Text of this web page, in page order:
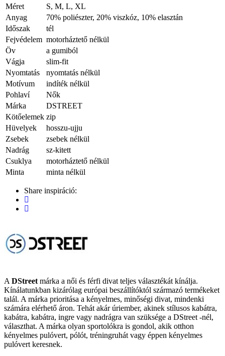
Méret
S, M, L, XL
Anyag
70% poliészter, 20% viszkóz, 10% elasztán
Időszak
tél
Fejvédelem motorháztető nélkül
Öv
a gumiból
Vágja
slim-fit
Nyomtatás
nyomtatás nélkül
Motívum
indíték nélkül
Pohlaví
Nők
Márka
DSTREET
Kötőelemek zip
Hüvelyek
hosszu-ujju
Zsebek
zsebek nélkül
Nadrág
sz-kitett
Csuklya
motorháztető nélkül
Minta
minta nélkül
Share inspiráció:
A DStreet márka a női és férfi divat teljes választékát kínálja.
Kínálatunkban kizárólag európai beszállítóktól származó termékeket
talál. A márka prioritása a kényelmes, minőségi divat, mindenki
számára elérhető áron. Tehát akár úriember, akinek stílusos kabátra,
kabátra, kabátra, ingre vagy nadrágra van szüksége a DStreet -nél,
választhat. A márka olyan sportolókra is gondol, akik otthon
kényelmes pulóvert, pólót, tréningruhát vagy éppen kényelmes
pulóvert keresnek.